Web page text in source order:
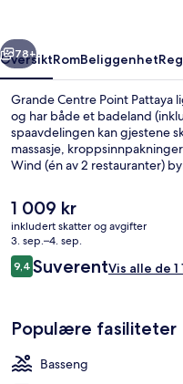
Neste
78+
OversiktRomBeliggenhet
Grande Centre Point Pattaya
og har både et badeland
spaavdelingen kan gjestene
massasje,
Wind (én av 2 restauranter)
luksuriøs stil, kan du glede
bassengbar og et
overnattingsstedets
Den
nåværende
prisen
er
1 009 kr
1 009 kr
inkludert skatter og avgifter
3. sep.–4. sep.
Anmeldelser
9,49,4 av 10 –
SuverentVis alle de
Populære fasiliteter
Basseng